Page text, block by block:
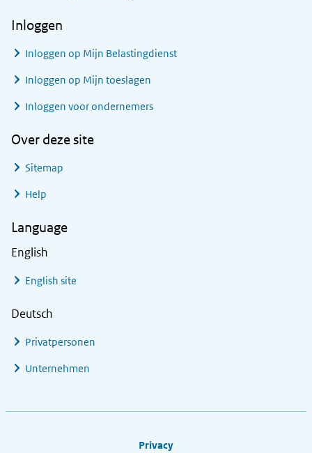
Inloggen
Inloggen op Mijn Belastingdienst
Inloggen op Mijn toeslagen
Inloggen voor ondernemers
Over deze site
Sitemap
Help
Language
English
English site
Deutsch
Privatpersonen
Unternehmen
Privacy